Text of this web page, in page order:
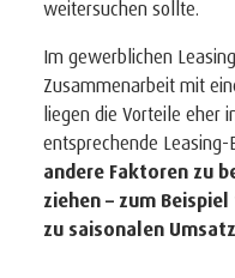
weitersuchen sollte.
Im gewerblichen
Zusammenarbeit mit
liegen die Vorteile eher
entsprechende Leasing-
andere Faktoren zu
ziehen – zum
zu saisonalen